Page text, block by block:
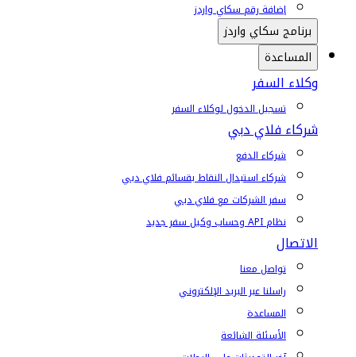
إضافة رقم سكاي واردز
برنامج سكاي واردز
المساعدة
وكلاء السفر
تسجيل الدخول لوكلاء السفر
شركاء فلاي دبي
شركاء الدفع
شركاء استبدال النقاط بقسائم فلاي دبي
سفر الشركات مع فلاي دبي
نظام API وحساب وكيل سفر جديد
الاتصال
تواصل معنا
راسلنا عبر البريد الإلكتروني
المساعدة
الأسئلة الشائعة